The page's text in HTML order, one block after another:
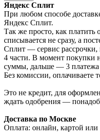
Яндекс Сплит
При любом способе
Яндекс Сплит.
Так же просто, как платить
списывается не сразу, а
Сплит — сервис рассрочки,
4 части. В момент покупки
суммы, дальше — 3 платежа
Без комиссии, оплачиваете
Это не кредит, для
ждать одобрения —
Доставка по Москве
Оплата: онлайн, картой